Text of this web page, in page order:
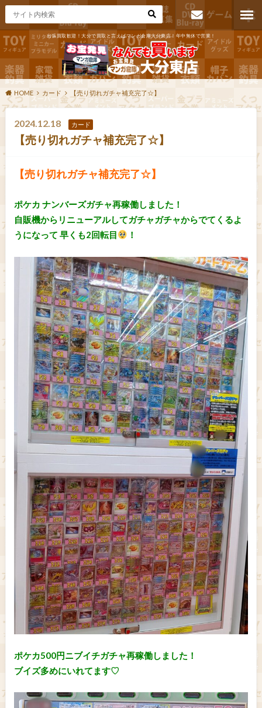
出張買取歓迎！大分で買取と言えばマンガ倉庫大分東店！年中無休で営業！
お問い合わ
せ
HOME カード 【売り切れガチャ補充完了☆】
2024.12.18 カード
【売り切れガチャ補充完了☆】
【売り切れガチャ補充完了☆】
ポケカ ナンバーズガチャ再稼働しました！
自販機からリニューアルしてガチャガチャからでてくるよ
うになって 早くも2回転目
！
ポケカ500円ニブイチガチャ再稼働しました！
ブイズ多めにいれてます♡